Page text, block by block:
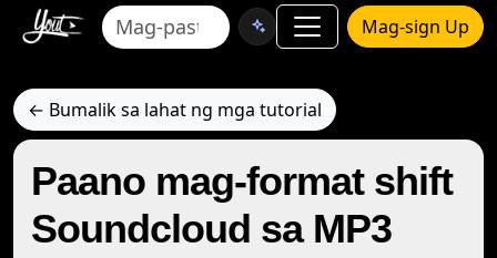
Mag-sign Up
← Bumalik sa lahat ng mga tutorial
Paano mag-format shift
Soundcloud sa MP3